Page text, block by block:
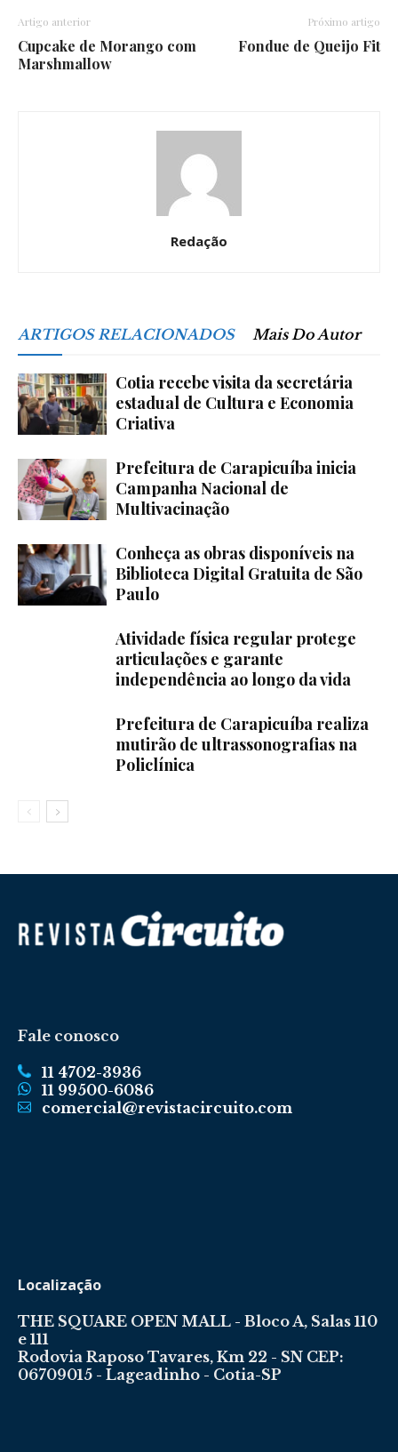
Artigo anterior
Cupcake de Morango com
Marshmallow
Próximo artigo
Fondue de Queijo Fit
Redação
ARTIGOS RELACIONADOS Mais Do Autor
Cotia recebe visita da secretária
estadual de Cultura e Economia
Criativa
Prefeitura de Carapicuíba inicia
Campanha Nacional de
Multivacinação
Conheça as obras disponíveis na
Biblioteca Digital Gratuita de São
Paulo
Atividade física regular protege
articulações e garante
independência ao longo da vida
Prefeitura de Carapicuíba realiza
mutirão de ultrassonografias na
Policlínica
Fale conosco
11 4702-3936
11 99500-6086
comercial@revistacircuito.com
Localização
THE SQUARE OPEN MALL - Bloco A, Salas 110
e 111
Rodovia Raposo Tavares, Km 22 - SN CEP:
06709015 - Lageadinho - Cotia-SP